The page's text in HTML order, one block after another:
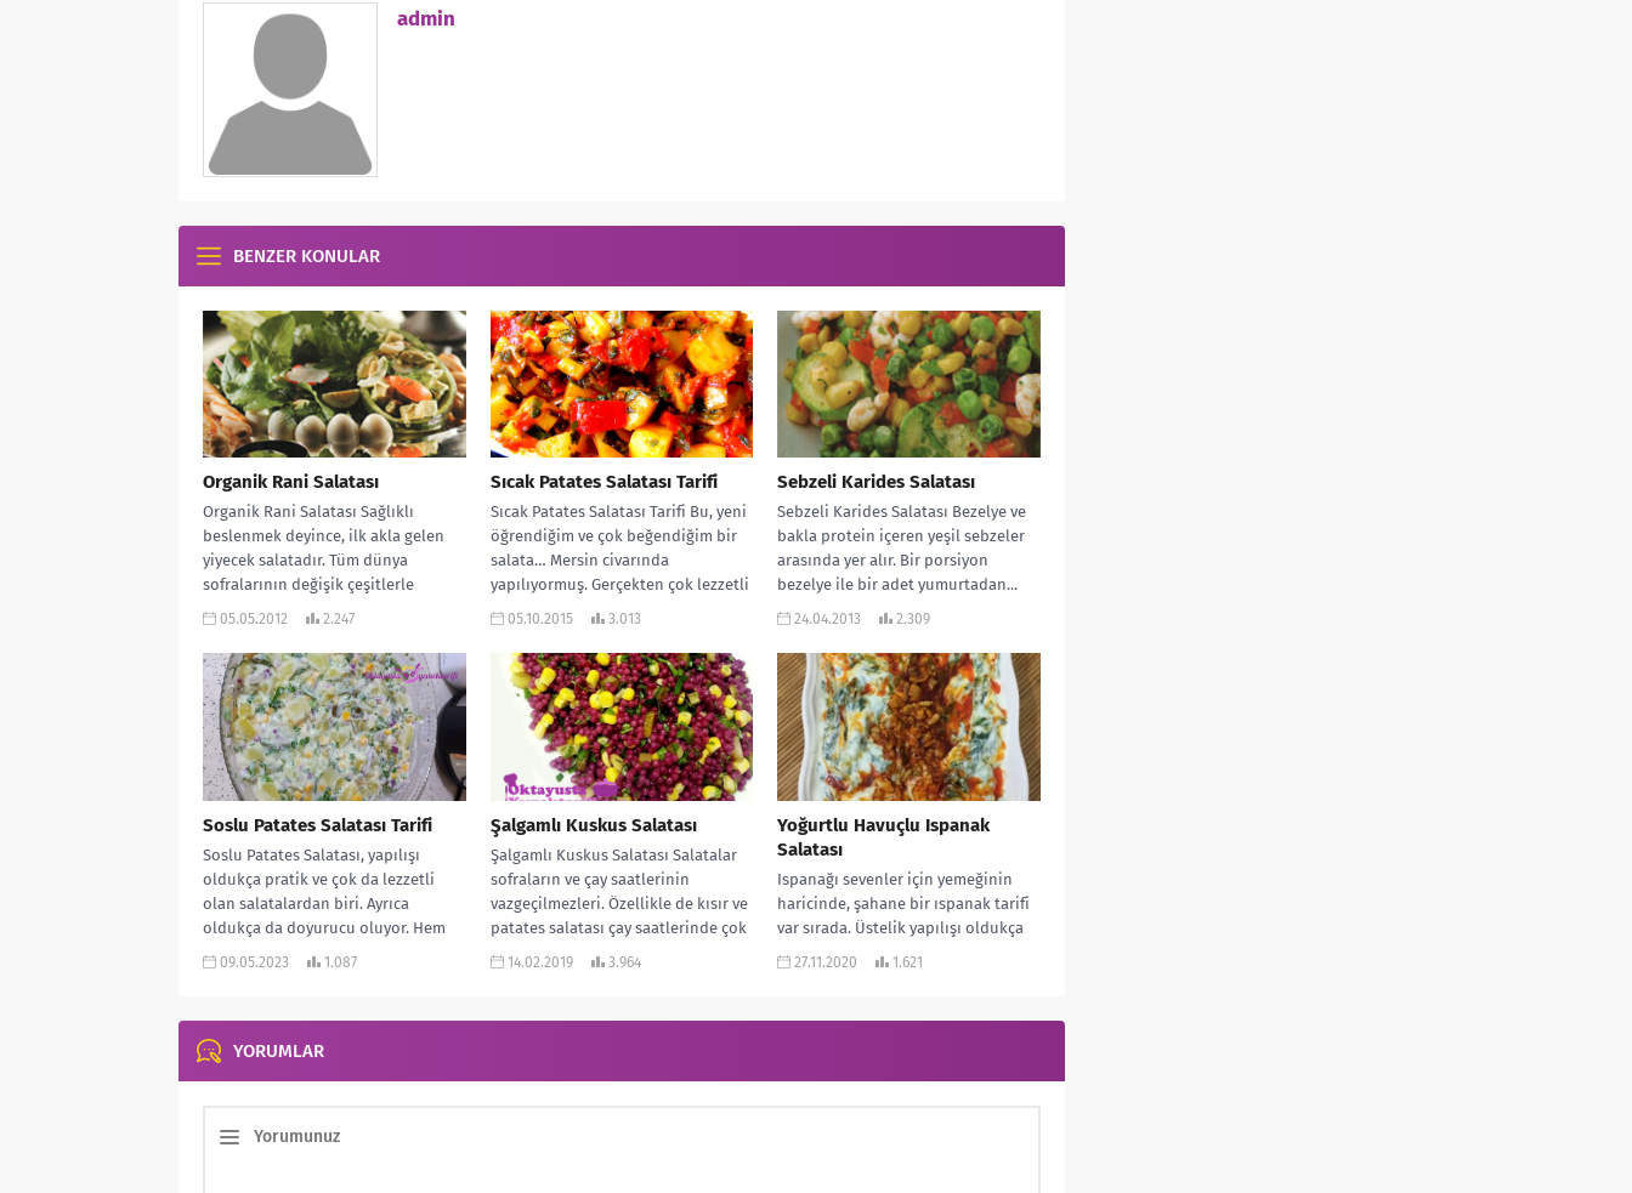
admin
BENZER KONULAR
Organik Rani Salatası
Organik Rani Salatası Sağlıklı
beslenmek deyince, ilk akla gelen
yiyecek salatadır. Tüm dünya
sofralarının değişik çeşitlerle
sunduğu salatalardan, tarifi bana...
05.05.2012 2.247
Sıcak Patates Salatası Tarifi
Sıcak Patates Salatası Tarifi Bu, yeni
öğrendiğim ve çok beğendiğim bir
salata… Mersin civarında
yapılıyormuş. Gerçekten çok lezzetli
oluyor. Patates...
05.10.2015 3.013
Sebzeli Karides Salatası
Sebzeli Karides Salatası Bezelye ve
bakla protein içeren yeşil sebzeler
arasında yer alır. Bir porsiyon
bezelye ile bir adet yumurtadan...
24.04.2013 2.309
Soslu Patates Salatası Tarifi
Soslu Patates Salatası, yapılışı
oldukça pratik ve çok da lezzetli
olan salatalardan biri. Ayrıca
oldukça da doyurucu oluyor. Hem
çay...
09.05.2023 1.087
Şalgamlı Kuskus Salatası
Şalgamlı Kuskus Salatası Salatalar
sofraların ve çay saatlerinin
vazgeçilmezleri. Özellikle de kısır ve
patates salatası çay saatlerinde çok
sık tüketiliyor....
14.02.2019 3.964
Yoğurtlu Havuçlu Ispanak
Salatası
Ispanağı sevenler için yemeğinin
haricinde, şahane bir ıspanak tarifi
var sırada. Üstelik yapılışı oldukça
pratik. İnanılmaz lezzetli olan
27.11.2020 1.621
YORUMLAR